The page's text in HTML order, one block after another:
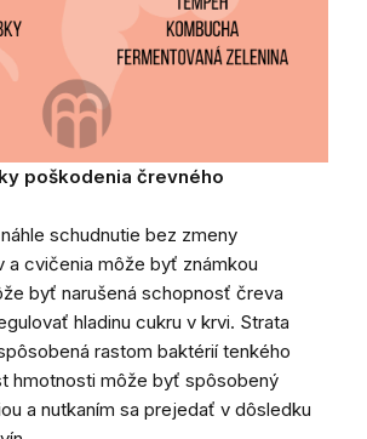
poškodenia črevného
náhle schudnutie bez zmeny
a cvičenia môže byť známkou
byť narušená schopnosť čreva
hladinu cukru v krvi. Strata
rastom baktérií tenkého
hmotnosti môže byť spôsobený
a nutkaním sa prejedať v dôsledku